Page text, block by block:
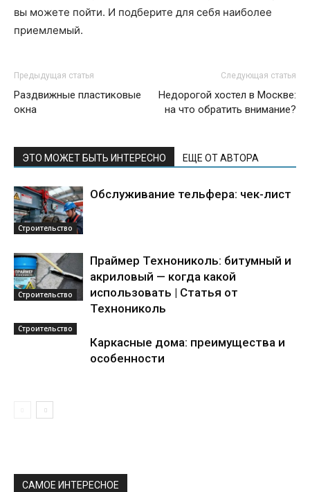
вы можете пойти. И подберите для себя наиболее
приемлемый.
Предыдущая статья
Раздвижные пластиковые
окна
Следующая статья
Недорогой хостел в Москве:
на что обратить внимание?
ЭТО МОЖЕТ БЫТЬ ИНТЕРЕСНО ЕЩЕ ОТ АВТОРА
Строительство
Обслуживание тельфера: чек-лист
Строительство
Праймер Технониколь: битумный и
акриловый — когда какой
использовать | Статья от
Технониколь
Строительство
Каркасные дома: преимущества и
особенности
САМОЕ ИНТЕРЕСНОЕ